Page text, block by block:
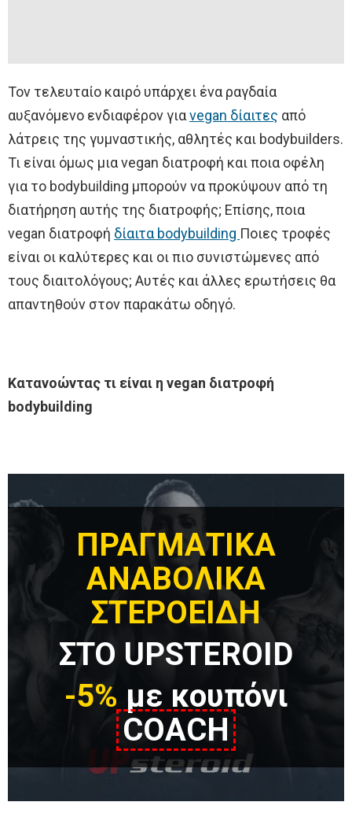
Τον τελευταίο καιρό υπάρχει ένα ραγδαία
αυξανόμενο ενδιαφέρον γιαvegan δίαιτες από
λάτρεις της γυμναστικής, αθλητές και bodybuilders.
Τι είναι όμως μια vegan διατροφή και ποια οφέλη
για το bodybuilding μπορούν να προκύψουν από τη
διατήρηση αυτής της διατροφής; Επίσης, ποια
vegan διατροφή δίαιτα bodybuilding Ποιες τροφές
είναι οι καλύτερες και οι πιο συνιστώμενες από
τους διαιτολόγους; Αυτές και άλλες ερωτήσεις θα
απαντηθούν στον παρακάτω οδηγό.
Κατανοώντας τι είναι η vegan διατροφή
bodybuilding
ΠΡΑΓΜΑΤΙΚΑ
ΑΝΑΒΟΛΙΚΑ
ΣΤΕΡΟΕΙΔΗ
ΣΤΟ UPSTEROID
-5% με κουπόνι
COACH